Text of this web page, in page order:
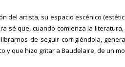
artista, su espacio escénico
sé que, cuando comienza la
de seguir corrigiéndola,
y que hizo gritar a Baudelaire, de un